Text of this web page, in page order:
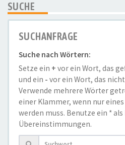
SUCHE
SUCHANFRAGE
Suche nach Wörtern:
Setze ein + vor ein Wort, das
und ein - vor ein Wort, das
Verwende mehrere Wörter
einer Klammer, wenn nur
werden muss. Benutze ein *
Übereinstimmungen.